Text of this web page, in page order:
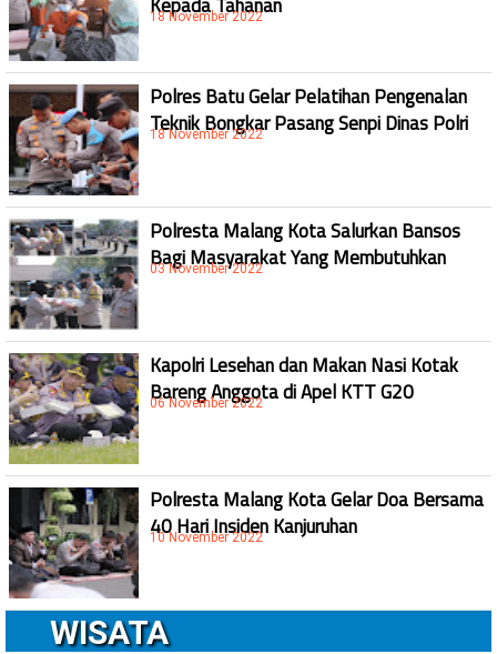
18 November 2022
Polres Batu Gelar Pelatihan Pengenalan
Teknik Bongkar Pasang Senpi Dinas Polri
18 November 2022
Polresta Malang Kota Salurkan Bansos
Bagi Masyarakat Yang Membutuhkan
03 November 2022
Kapolri Lesehan dan Makan Nasi Kotak
Bareng Anggota di Apel KTT G20
06 November 2022
Polresta Malang Kota Gelar Doa Bersama
40 Hari Insiden Kanjuruhan
10 November 2022
WISATA